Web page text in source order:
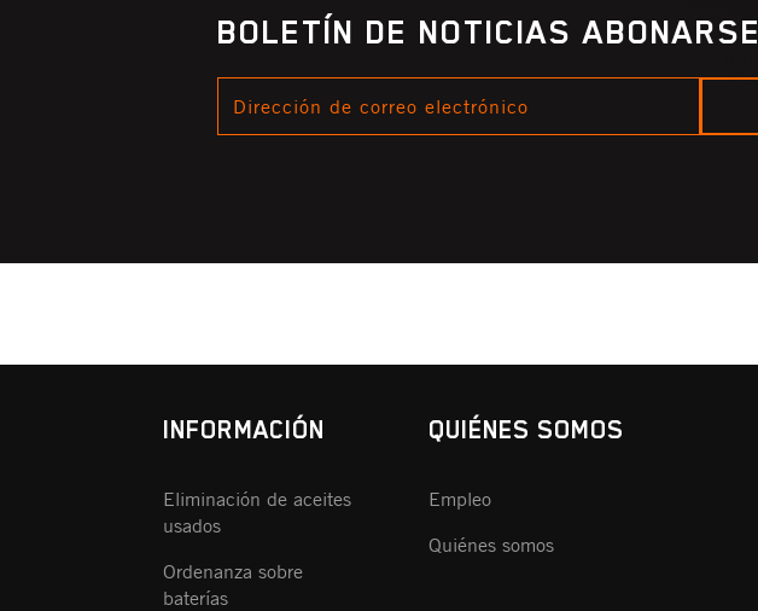
BOLETÍN DE NOTICIAS ABONARSE
INFORMACIÓN
Eliminación de aceites
usados
Ordenanza sobre
baterías
QUIÉNES SOMOS
Empleo
Quiénes somos